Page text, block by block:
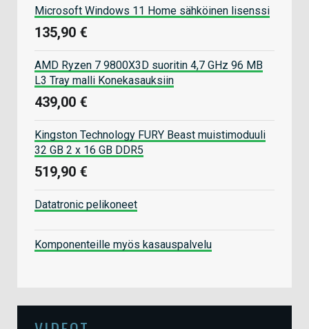
Microsoft Windows 11 Home sähköinen lisenssi
135,90 €
AMD Ryzen 7 9800X3D suoritin 4,7 GHz 96 MB
L3 Tray malli Konekasauksiin
439,00 €
Kingston Technology FURY Beast muistimoduuli
32 GB 2 x 16 GB DDR5
519,90 €
Datatronic pelikoneet
Komponenteille myös kasauspalvelu